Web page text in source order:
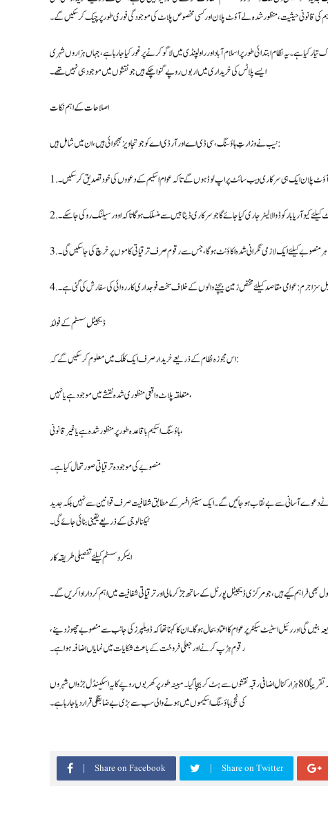
کی قانونی حیثیت، منظور شدہ لے آؤٹ پلان اور کسی مخصوص پلاٹ کی موجودگی فوری طور پر چیک کر سکیں گے۔
کیا ہے۔ یہ نظام ابتدائی طور پر اسلام آباد اور راولپنڈی میں لاگو کرنے پر غور کیا جا رہا ہے، جہاں ہزاروں شہری
ایسے پلاٹس کی خریداری میں اربوں روپے گنوا چکے ہیں جو نقشوں میں موجود ہی نہیں تھے۔
اصلاحات کے اہم نکات
نیب نے وزارتِ ہاؤسنگ، سی ڈی اے اور آر ڈی اے کو جو تجاویز بھجوائی ہیں، ان میں شامل ہیں:
پلان ایک ہی سرکاری ویب سائٹ پر اپ لوڈ ہوں گے تاکہ عوام اسکیم کے دعووں کی خود تصدیق کر سکیں۔
کیلئے کیو آر یا بار کوڈ والا لیٹر جاری کیا جائے گا جو سرکاری ڈیٹا بیس سے منسلک ہوگا تاکہ اوور سیلنگ روکی جا سکے۔
ہر منصوبے کیلئے ایک لازمی نگرانی شدہ اکاؤنٹ ہوگا، جس سے رقوم صرف ترقیاتی کاموں پر خرچ کی جا سکیں گی۔
سزا جرم: عوامی مقاصد کیلئے مختص زمین بیچنے والوں کے خلاف سخت فوجداری کارروائی کی سفارش کی گئی ہے۔
ڈیجیٹل سسٹم کے فوائد
اس مجوزہ نظام کے ذریعے خریدار صرف ایک کلک میں معلوم کر سکیں گے کہ:
متعلقہ پلاٹ واقعی منظوری شدہ نقشے میں موجود ہے یا نہیں،
ہاؤسنگ اسکیم باقاعدہ طور پر منظور شدہ ہے یا غیر قانونی،
منصوبے کی موجودہ ترقیاتی صورتحال کیا ہے۔
دعوے آسانی سے بے نقاب ہو جائیں گے۔ ایک سینئر افسر کے مطابق شفافیت صرف قوانین سے نہیں بلکہ جدید
ٹیکنالوجی کے ذریعے یقینی بنائی جائے گی۔
ایسکرو سسٹم کیلئے تفصیلی طریقہ کار
اور رئیل اسٹیٹ سیکٹر پر عوام کا اعتماد بحال ہوگا۔ ان کا کہنا تھا کہ ڈویلپرز کی جانب سے منصوبے چھوڑ دینے،
رقوم ہڑپ کرنے اور جعلی فروخت کے باعث شکایات میں نمایاں اضافہ ہوا ہے۔
حالیہ انکشافات کے مطابق اسلام آباد اور راولپنڈی میں 91 ہزار سے زائد غیر قانونی پلاٹ فروخت کیے گئے جبکہ تقریباً 80 ہزار کنال اضافی رقبہ نقشوں سے ہٹ کر بیچا گیا۔ مبینہ طور پر کھربوں روپے کا یہ اسکینڈل جڑواں شہروں
کی نجی ہاؤسنگ اسکیموں میں ہونے والی سب سے بڑی بے ضابطگی قرار دیا جا رہا ہے۔
Share on Facebook Share on Twitter